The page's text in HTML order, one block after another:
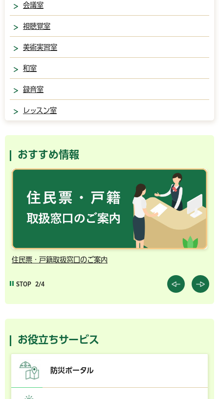
会議室
視聴覚室
美術実習室
和室
録音室
レッスン室
おすすめ情報
住民票・戸籍取扱窓口のご案内
STOP 2/4
お役立ちサービス
防災ポータル